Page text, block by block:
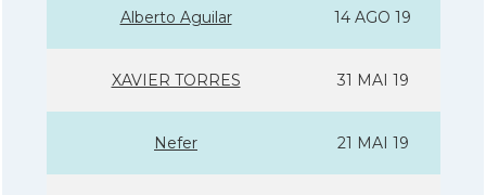
Alberto Aguilar 14 AGO 19
XAVIER TORRES 31 MAI 19
Nefer 21 MAI 19